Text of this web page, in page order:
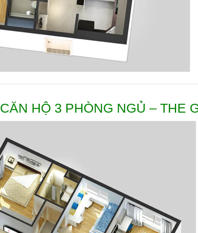
CĂN HỘ 3 PHÒNG NGỦ – THE